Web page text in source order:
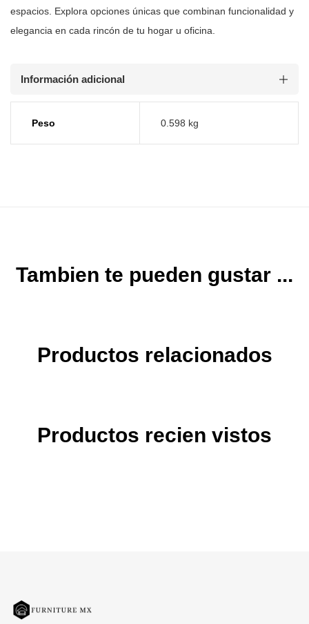
espacios. Explora opciones únicas que combinan funcionalidad y
elegancia en cada rincón de tu hogar u oficina.
Información adicional
Peso 0.598 kg
Tambien te pueden gustar ...
Productos relacionados
Productos recien vistos